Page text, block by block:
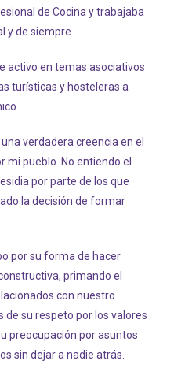
de Cocina y trabajaba
y de siempre.
activo en temas asociativos
turísticas y hosteleras a
verdadera creencia en el
mi pueblo. No entiendo el
por parte de los que
la decisión de formar
por su forma de hacer
primando el
con nuestro
de su respeto por los valores
preocupación por asuntos
sin dejar a nadie atrás.